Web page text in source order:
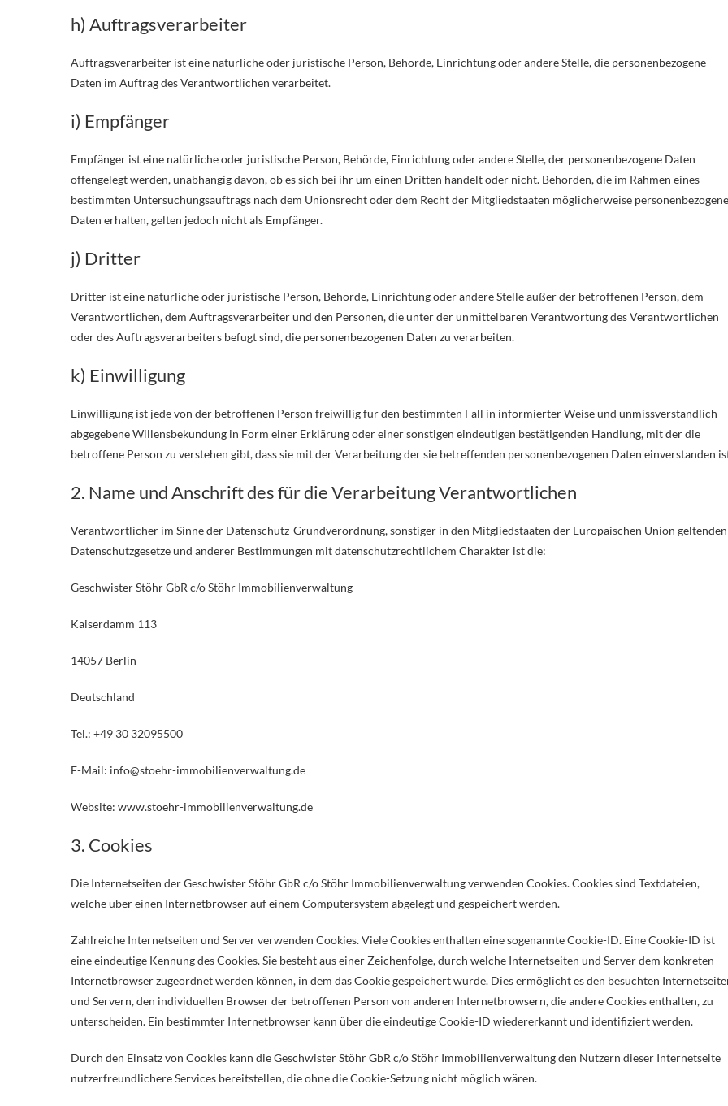
h) Auftragsverarbeiter
Auftragsverarbeiter ist eine natürliche oder juristische Person, Behörde, Einrichtung oder andere Stelle, die personenbezogene
Daten im Auftrag des Verantwortlichen verarbeitet.
i) Empfänger
Empfänger ist eine natürliche oder juristische Person, Behörde, Einrichtung oder andere Stelle, der personenbezogene Daten
offengelegt werden, unabhängig davon, ob es sich bei ihr um einen Dritten handelt oder nicht. Behörden, die im Rahmen eines
bestimmten Untersuchungsauftrags nach dem Unionsrecht oder dem Recht der Mitgliedstaaten möglicherweise personenbezogene
Daten erhalten, gelten jedoch nicht als Empfänger.
j) Dritter
Dritter ist eine natürliche oder juristische Person, Behörde, Einrichtung oder andere Stelle außer der betroffenen Person, dem
Verantwortlichen, dem Auftragsverarbeiter und den Personen, die unter der unmittelbaren Verantwortung des Verantwortlichen
oder des Auftragsverarbeiters befugt sind, die personenbezogenen Daten zu verarbeiten.
k) Einwilligung
Einwilligung ist jede von der betroffenen Person freiwillig für den bestimmten Fall in informierter Weise und unmissverständlich
abgegebene Willensbekundung in Form einer Erklärung oder einer sonstigen eindeutigen bestätigenden Handlung, mit der die
betroffene Person zu verstehen gibt, dass sie mit der Verarbeitung der sie betreffenden personenbezogenen Daten einverstanden
2. Name und Anschrift des für die Verarbeitung Verantwortlichen
Verantwortlicher im Sinne der Datenschutz-Grundverordnung, sonstiger in den Mitgliedstaaten der Europäischen Union geltenden
Datenschutzgesetze und anderer Bestimmungen mit datenschutzrechtlichem Charakter ist die:
Geschwister Stöhr GbR c/o Stöhr Immobilienverwaltung
Kaiserdamm 113
14057 Berlin
Deutschland
Tel.: +49 30 32095500
E-Mail: info@stoehr-immobilienverwaltung.de
Website: www.stoehr-immobilienverwaltung.de
3. Cookies
Die Internetseiten der Geschwister Stöhr GbR c/o Stöhr Immobilienverwaltung verwenden Cookies. Cookies sind Textdateien,
welche über einen Internetbrowser auf einem Computersystem abgelegt und gespeichert werden.
Zahlreiche Internetseiten und Server verwenden Cookies. Viele Cookies enthalten eine sogenannte Cookie-ID. Eine Cookie-ID ist
eine eindeutige Kennung des Cookies. Sie besteht aus einer Zeichenfolge, durch welche Internetseiten und Server dem konkreten
Internetbrowser zugeordnet werden können, in dem das Cookie gespeichert wurde. Dies ermöglicht es den besuchten
und Servern, den individuellen Browser der betroffenen Person von anderen Internetbrowsern, die andere Cookies enthalten, zu
unterscheiden. Ein bestimmter Internetbrowser kann über die eindeutige Cookie-ID wiedererkannt und identifiziert werden.
Durch den Einsatz von Cookies kann die Geschwister Stöhr GbR c/o Stöhr Immobilienverwaltung den Nutzern dieser Internetseite
nutzerfreundlichere Services bereitstellen, die ohne die Cookie-Setzung nicht möglich wären.